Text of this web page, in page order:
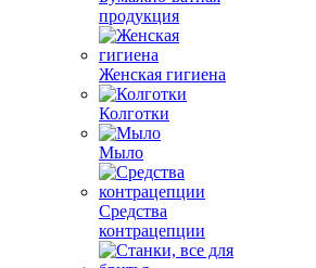
продукция
Женская гигиена
Колготки
Мыло
Средства
контрацепции